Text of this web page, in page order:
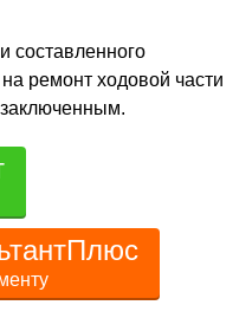
составленного
ремонт ходовой части
заключенным.